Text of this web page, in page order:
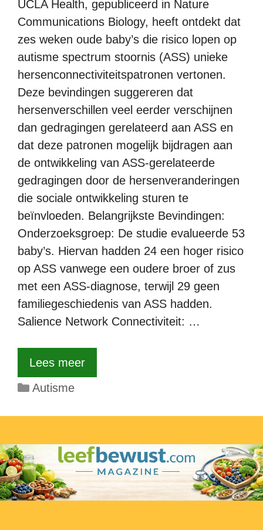
UCLA Health, gepubliceerd in Nature
Communications Biology, heeft ontdekt dat
zes weken oude baby’s die risico lopen op
autisme spectrum stoornis (ASS) unieke
hersenconnectiviteitspatronen vertonen.
Deze bevindingen suggereren dat
hersenverschillen veel eerder verschijnen
dan gedragingen gerelateerd aan ASS en
dat deze patronen mogelijk bijdragen aan
de ontwikkeling van ASS-gerelateerde
gedragingen door de hersenveranderingen
die sociale ontwikkeling sturen te
beïnvloeden. Belangrijkste Bevindingen:
Onderzoeksgroep: De studie evalueerde 53
baby’s. Hiervan hadden 24 een hoger risico
op ASS vanwege een oudere broer of zus
met een ASS-diagnose, terwijl 29 geen
familiegeschiedenis van ASS hadden.
Salience Network Connectiviteit: …
Lees meer
Categorieën
Autisme